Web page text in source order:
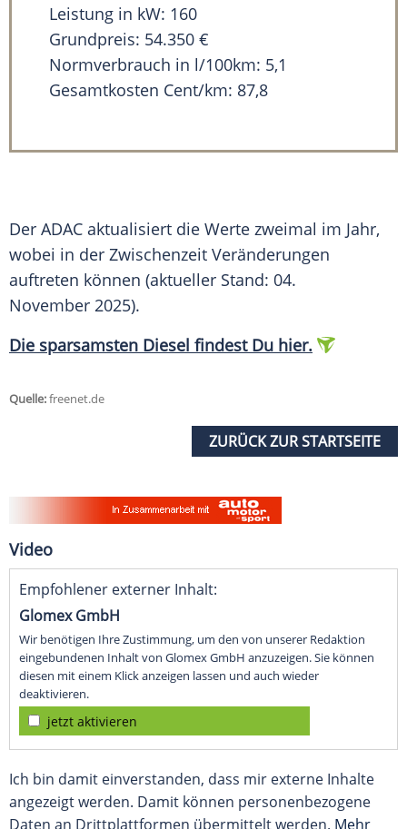
Leistung in kW: 160
Grundpreis: 54.350 €
Normverbrauch in l/100km: 5,1
Gesamtkosten Cent/km: 87,8
Der ADAC aktualisiert die Werte zweimal im Jahr,
wobei in der Zwischenzeit Veränderungen
auftreten können (aktueller Stand: 04.
November 2025).
Die sparsamsten Diesel findest Du hier.
Quelle:freenet.de
ZURÜCK ZUR STARTSEITE
Video
Empfohlener externer Inhalt:
Glomex GmbH
Wir benötigen Ihre Zustimmung, um den von unserer Redaktion
eingebundenen Inhalt von Glomex GmbH anzuzeigen. Sie können
diesen mit einem Klick anzeigen lassen und auch wieder
deaktivieren.
jetzt aktivieren
Ich bin damit einverstanden, dass mir externe Inhalte
angezeigt werden. Damit können personenbezogene
Daten an Drittplattformen übermittelt werden. Mehr